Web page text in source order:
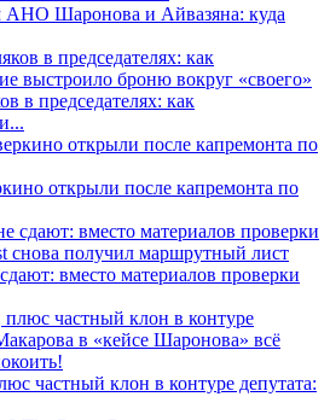
АНО Шаронова и Айвазяна: куда
в председателях: как
открыли после капремонта по
вместо материалов проверки
частный клон в контуре депутата: